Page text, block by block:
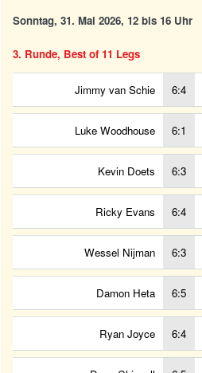
Sonntag, 31. Mai 2026, 12 bis 16 Uhr
3. Runde, Best of 11 Legs
Jimmy van Schie 6:4
Luke Woodhouse 6:1
Kevin Doets 6:3
Ricky Evans 6:4
Wessel Nijman 6:3
Damon Heta 6:5
Ryan Joyce 6:4